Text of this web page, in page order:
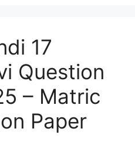
17
Question
– Matric
Paper